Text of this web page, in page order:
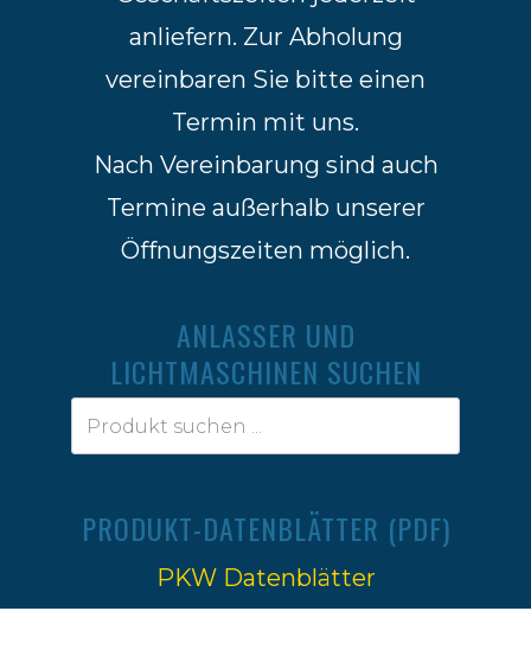
anliefern. Zur Abholung
vereinbaren Sie bitte einen
Termin mit uns.
Nach Vereinbarung sind auch
Termine außerhalb unserer
Öffnungszeiten möglich.
ANLASSER UND
LICHTMASCHINEN SUCHEN
PRODUKT-DATENBLÄTTER (PDF)
PKW Datenblätter